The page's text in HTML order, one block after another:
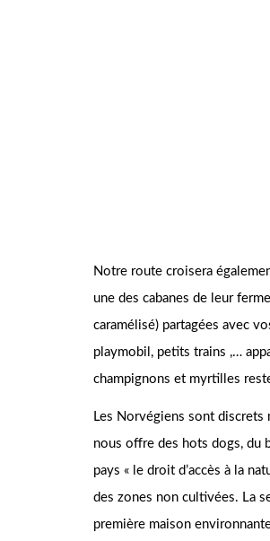
Notre route croisera
une des cabanes de leur
caramélisé) partagées avec
playmobil, petits trains ,…
champignons et myrtilles
Les Norvégiens sont
nous offre des hots dogs, du
pays « le droit d’accès à la
des zones non cultivées. La
première maison